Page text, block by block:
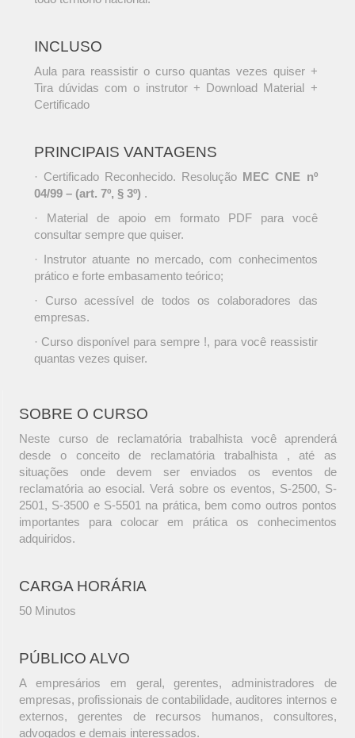
INCLUSO
Aula para reassistir o curso quantas vezes quiser +
Tira dúvidas com o instrutor + Download Material +
Certificado
PRINCIPAIS VANTAGENS
· Certificado Reconhecido. Resolução MEC CNE nº
04/99 – (art. 7º, § 3º) .
· Material de apoio em formato PDF para você
consultar sempre que quiser.
· Instrutor atuante no mercado, com conhecimentos
prático e forte embasamento teórico;
· Curso acessível de todos os colaboradores das
empresas.
· Curso disponível para sempre !, para você reassistir
quantas vezes quiser.
SOBRE O CURSO
Neste curso de reclamatória trabalhista você aprenderá
desde o conceito de reclamatória trabalhista , até as
situações onde devem ser enviados os eventos de
reclamatória ao esocial. Verá sobre os eventos, S-2500, S-
2501, S-3500 e S-5501 na prática, bem como outros pontos
importantes para colocar em prática os conhecimentos
adquiridos.
CARGA HORÁRIA
50 Minutos
PÚBLICO ALVO
A empresários em geral, gerentes, administradores de
empresas, profissionais de contabilidade, auditores internos e
externos, gerentes de recursos humanos, consultores,
advogados e demais interessados.